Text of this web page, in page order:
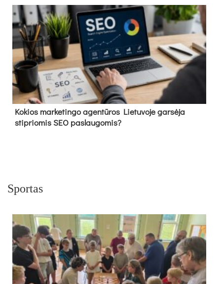
Kokios marketingo agentūros Lietuvoje garsėja
stipriomis SEO paslaugomis?
Sportas